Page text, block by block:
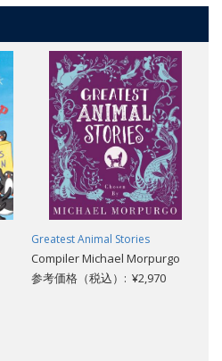
Greatest Animal Stories
Compiler Michael Morpurgo
参考価格（税込）: ¥2,970